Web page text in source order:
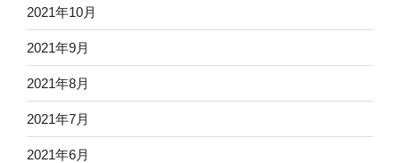
2021年10月
2021年9月
2021年8月
2021年7月
2021年6月